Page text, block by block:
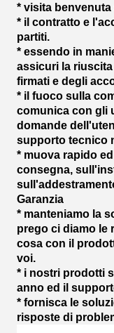
* visita benvenuta
* il contratto e
partiti.
* essendo in
assicuri la
firmati e degli
* il fuoco sulla
comunica con gli
domande
supporto tecnico
* muova rapido
consegna,
Garanzia
* manteniamo la
prego ci diamo le
cosa con il
voi.
* i nostri prodotti
anno ed il
* fornisca le
risposte di